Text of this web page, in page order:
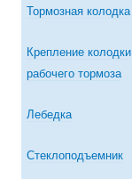
Тормозная колодка
Крепление колодки
рабочего тормоза
Лебедка
Стеклоподъемник